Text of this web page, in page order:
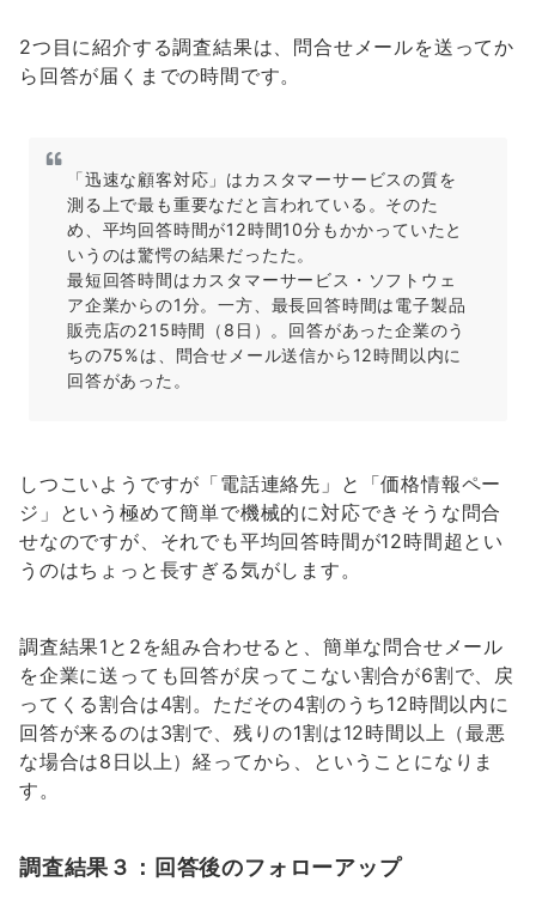
2つ目に紹介する調査結果は、問合せメールを送ってか
ら回答が届くまでの時間です。
「迅速な顧客対応」はカスタマーサービスの質を
測る上で最も重要なだと言われている。そのた
め、平均回答時間が12時間10分もかかっていたと
いうのは驚愕の結果だったた。
最短回答時間はカスタマーサービス・ソフトウェ
ア企業からの1分。一方、最長回答時間は電子製品
販売店の215時間（8日）。回答があった企業のう
ちの75%は、問合せメール送信から12時間以内に
回答があった。
しつこいようですが「電話連絡先」と「価格情報ペー
ジ」という極めて簡単で機械的に対応できそうな問合
せなのですが、それでも平均回答時間が12時間超とい
うのはちょっと長すぎる気がします。
調査結果1と2を組み合わせると、簡単な問合せメール
を企業に送っても回答が戻ってこない割合が6割で、戻
ってくる割合は4割。ただその4割のうち12時間以内に
回答が来るのは3割で、残りの1割は12時間以上（最悪
な場合は8日以上）経ってから、ということになりま
す。
調査結果３：回答後のフォローアップ